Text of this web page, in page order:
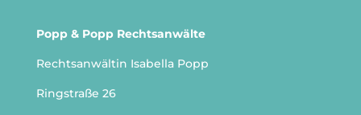
Popp & Popp Rechtsanwälte
Rechtsanwältin Isabella Popp
Ringstraße 26